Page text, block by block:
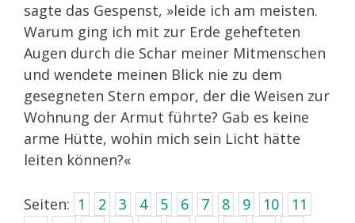
sagte das Gespenst, »leide ich am meisten.
Warum ging ich mit zur Erde gehefteten
Augen durch die Schar meiner Mitmenschen
und wendete meinen Blick nie zu dem
gesegneten Stern empor, der die Weisen zur
Wohnung der Armut führte? Gab es keine
arme Hütte, wohin mich sein Licht hätte
leiten können?«
Seiten: 1 2 3 4 5 6 7 8 9 10
11